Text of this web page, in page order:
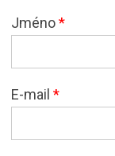
Jméno*
E-mail *